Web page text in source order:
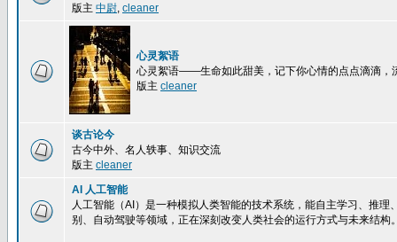
版主 中尉, cleaner
心灵絮语
心灵絮语——生命如此甜美，记下你心情的点点滴滴，
版主 cleaner
谈古论今
古今中外、名人轶事、知识交流
版主 cleaner
AI 人工智能
人工智能（AI）是一种模拟人类智能的技术系统，能自主学习、推
别、自动驾驶等领域，正在深刻改变人类社会的运行方式与未来结构